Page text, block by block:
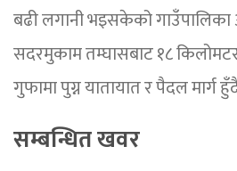
बढी लगानी भइसकेको गाउँपालिका
सदरमुकाम तम्घासबाट १८
गुफामा पुग्न यातायात र पैदल मार्ग
सम्बन्धित खवर